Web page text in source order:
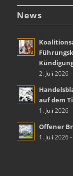
News
2. Juli 2026
auf dem
1. Juli 2026
Offener
1. Juli 2026